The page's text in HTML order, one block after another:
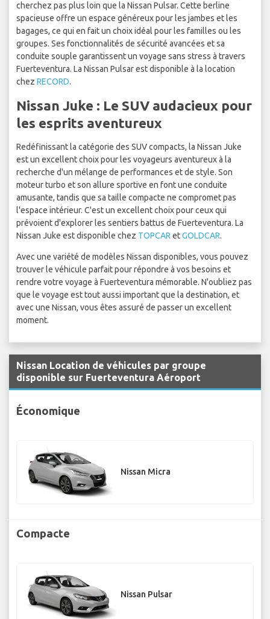
cherchez pas plus loin que la Nissan Pulsar. Cette berline
spacieuse offre un espace généreux pour les jambes et les
bagages, ce qui en fait un choix idéal pour les familles ou les
groupes. Ses fonctionnalités de sécurité avancées et sa
conduite souple garantissent un voyage sans stress à travers
Fuerteventura. La Nissan Pulsar est disponible à la location
chez RECORD.
Nissan Juke : Le SUV audacieux pour
les esprits aventureux
Redéfinissant la catégorie des SUV compacts, la Nissan Juke
est un excellent choix pour les voyageurs aventureux à la
recherche d'un mélange de performances et de style. Son
moteur turbo et son allure sportive en font une conduite
amusante, tandis que sa taille compacte ne compromet pas
l'espace intérieur. C'est un excellent choix pour ceux qui
prévoient d'explorer les sentiers battus de Fuerteventura. La
Nissan Juke est disponible chez TOPCAR etGOLDCAR.
Avec une variété de modèles Nissan disponibles, vous pouvez
trouver le véhicule parfait pour répondre à vos besoins et
rendre votre voyage à Fuerteventura mémorable. N'oubliez pas
que le voyage est tout aussi important que la destination, et
avec une Nissan, vous êtes assuré de passer un excellent
moment.
Nissan Location de véhicules par groupe
disponible sur Fuerteventura Aéroport
Économique
Nissan Micra
Compacte
Nissan Pulsar